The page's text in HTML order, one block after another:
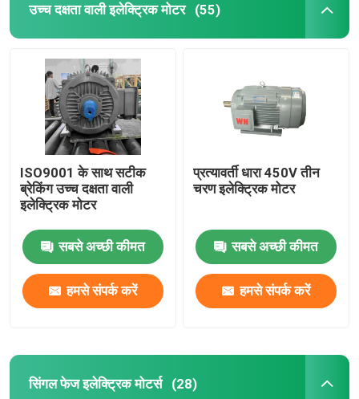
उच्च दक्षता वाली इलेक्ट्रिक मोटर (55)
ISO9001 के साथ सटीक
ब्रेकिंग उच्च दक्षता वाली
इलेक्ट्रिक मोटर
सबसे अच्छी कीमत
हमसे संपर्क करें
प्रत्यावर्ती धारा 450V तीन
चरण इलेक्ट्रिक मोटर
सबसे अच्छी कीमत
हमसे संपर्क करें
सिंगल फेज इलेक्ट्रिक मोटर्स (28)